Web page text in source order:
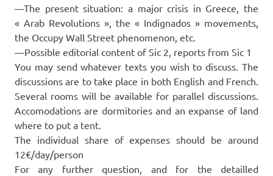
—The present situation: a major crisis in Greece, the
« Arab Revolutions », the « Indignados » movements,
the Occupy Wall Street phenomenon, etc.
—Possible editorial content of Sic 2, reports from Sic 1
You may send whatever texts you wish to discuss. The
discussions are to take place in both English and French.
Several rooms will be available for parallel discussions.
Accomodations are dormitories and an expanse of land
where to put a tent.
The individual share of expenses should be around
12€/day/person
For any further question, and for the detailled